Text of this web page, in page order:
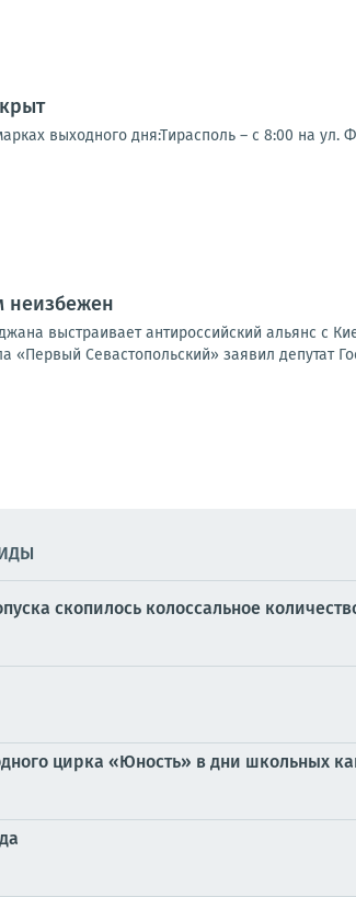
выходного дня:Тирасполь – с 8:00 на ул.
неизбежен
выстраивает антироссийский альянс с
Севастопольский» заявил депутат
скопилось колоссальное
цирка «Юность» в дни школьных